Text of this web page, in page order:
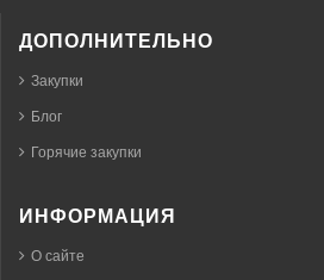
ДОПОЛНИТЕЛЬНО
Закупки
Блог
Горячие закупки
ИНФОРМАЦИЯ
О сайте